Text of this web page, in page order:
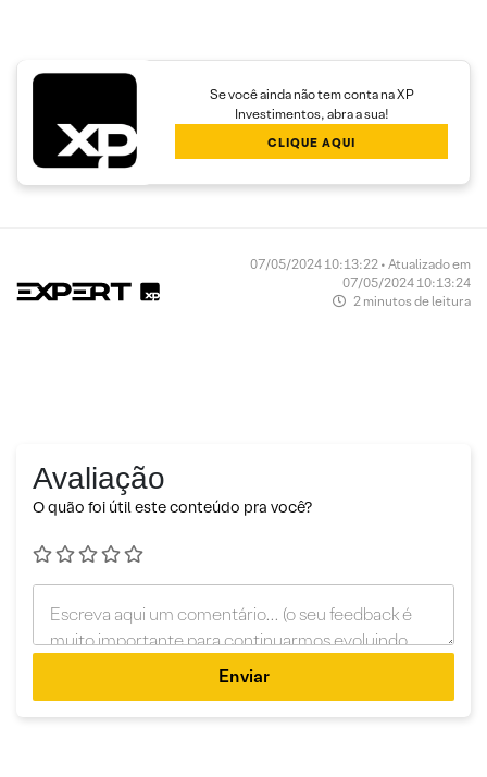
Se você ainda não tem conta na XP
Investimentos, abra a sua!
CLIQUE AQUI
07/05/2024 10:13:22 • Atualizado em
07/05/2024 10:13:24
2 minutos de leitura
Avaliação
O quão foi útil este conteúdo pra você?
Enviar